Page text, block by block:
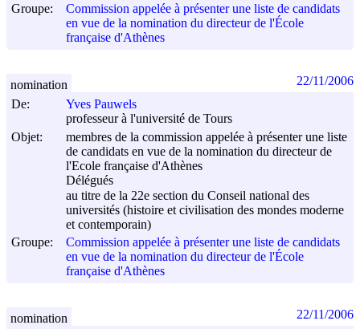
Groupe:
Commission appelée à présenter une liste de candidats
en vue de la nomination du directeur de l'École
française d'Athènes
De:
Yves Pauwels
professeur à l'université de Tours
Objet:
membres de la commission appelée à présenter une liste
de candidats en vue de la nomination du directeur de
l'Ecole française d'Athènes
Délégués
au titre de la 22e section du Conseil national des
universités (histoire et civilisation des mondes moderne
et contemporain)
Groupe:
Commission appelée à présenter une liste de candidats
en vue de la nomination du directeur de l'École
française d'Athènes
nomination 22/11/2006
nomination 22/11/2006